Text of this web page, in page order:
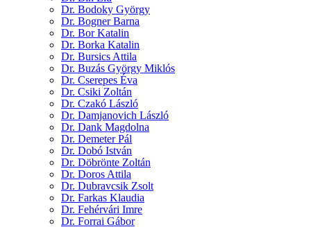
Dr. Bodoky György
Dr. Bogner Barna
Dr. Bor Katalin
Dr. Borka Katalin
Dr. Bursics Attila
Dr. Buzás György Miklós
Dr. Cserepes Éva
Dr. Csiki Zoltán
Dr. Czakó László
Dr. Damjanovich László
Dr. Dank Magdolna
Dr. Demeter Pál
Dr. Dobó István
Dr. Döbrönte Zoltán
Dr. Doros Attila
Dr. Dubravcsik Zsolt
Dr. Farkas Klaudia
Dr. Fehérvári Imre
Dr. Forrai Gábor